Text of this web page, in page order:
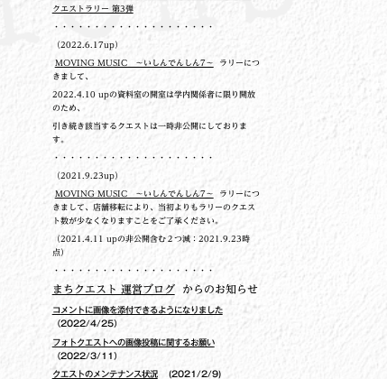
クエストラリー 第3弾
・・・・・・・・・・・・・・・・・・・・
（2022.6.17up）
MOVING MUSIC ～いしんでんしん7～ ラリーにつ
きまして、
2022.4.10 upの資料室の開室は学内関係者に限り開放
のため、
引き続き該当するクエストは一時非公開にしておりま
す。
・・・・・・・・・・・・・・・・・・・・
（2021.9.23up）
MOVING MUSIC ～いしんでんしん7～ ラリーにつ
きまして、店舗移転により、当初よりもラリーのクエス
ト数が少なくなりますことをご了承ください。
（2021.4.11 upの非公開含む２つ減：2021.9.23時
点）
・・・・・・・・・・・・・・・・・・・・
まちクエスト 運営ブログからのお知らせ
コメントに画像を添付できるようになりました
（2022/4/25）
フォトクエストへの画像投稿に関するお願い
（2022/3/11）
クエストのメンテナンス状況(2021/2/9)